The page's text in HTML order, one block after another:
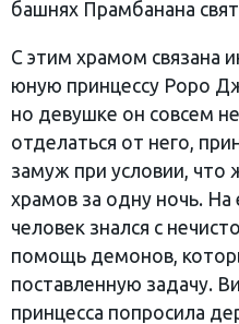
башнях Прамбанана
С этим храмом связана
юную принцессу Роро
но девушке он совсем
отделаться от него,
замуж при условии, что
храмов за одну ночь.
человек знался с
помощь демонов,
поставленную задачу.
принцесса попросила